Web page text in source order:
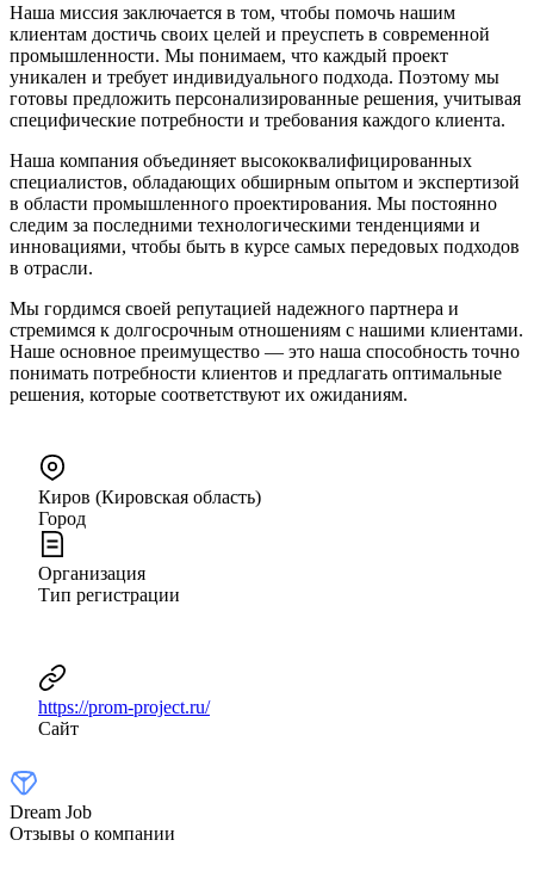
Наша миссия заключается в том, чтобы помочь нашим
клиентам достичь своих целей и преуспеть в современной
промышленности. Мы понимаем, что каждый проект
уникален и требует индивидуального подхода. Поэтому мы
готовы предложить персонализированные решения, учитывая
специфические потребности и требования каждого клиента.
Наша компания объединяет высококвалифицированных
специалистов, обладающих обширным опытом и экспертизой
в области промышленного проектирования. Мы постоянно
следим за последними технологическими тенденциями и
инновациями, чтобы быть в курсе самых передовых подходов
в отрасли.
Мы гордимся своей репутацией надежного партнера и
стремимся к долгосрочным отношениям с нашими клиентами.
Наше основное преимущество — это наша способность точно
понимать потребности клиентов и предлагать оптимальные
решения, которые соответствуют их ожиданиям.
Киров (Кировская область)
Город
Организация
Тип регистрации
https://prom-project.ru/
Сайт
Dream Job
Отзывы о компании